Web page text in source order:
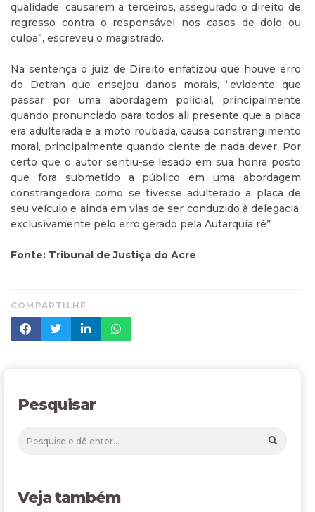
qualidade, causarem a terceiros, assegurado o direito de
regresso contra o responsável nos casos de dolo ou
culpa”, escreveu o magistrado.
Na sentença o juiz de Direito enfatizou que houve erro
do Detran que ensejou danos morais, “evidente que
passar por uma abordagem policial, principalmente
quando pronunciado para todos ali presente que a placa
era adulterada e a moto roubada, causa constrangimento
moral, principalmente quando ciente de nada dever. Por
certo que o autor sentiu-se lesado em sua honra posto
que fora submetido a público em uma abordagem
constrangedora como se tivesse adulterado a placa de
seu veículo e ainda em vias de ser conduzido à delegacia,
exclusivamente pelo erro gerado pela Autarquia ré”
Fonte: Tribunal de Justiça do Acre
COMPARTILHE
Pesquisar
Veja também